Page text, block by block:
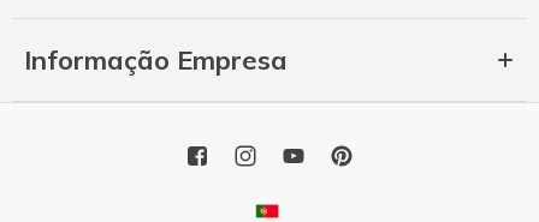
Informação Empresa